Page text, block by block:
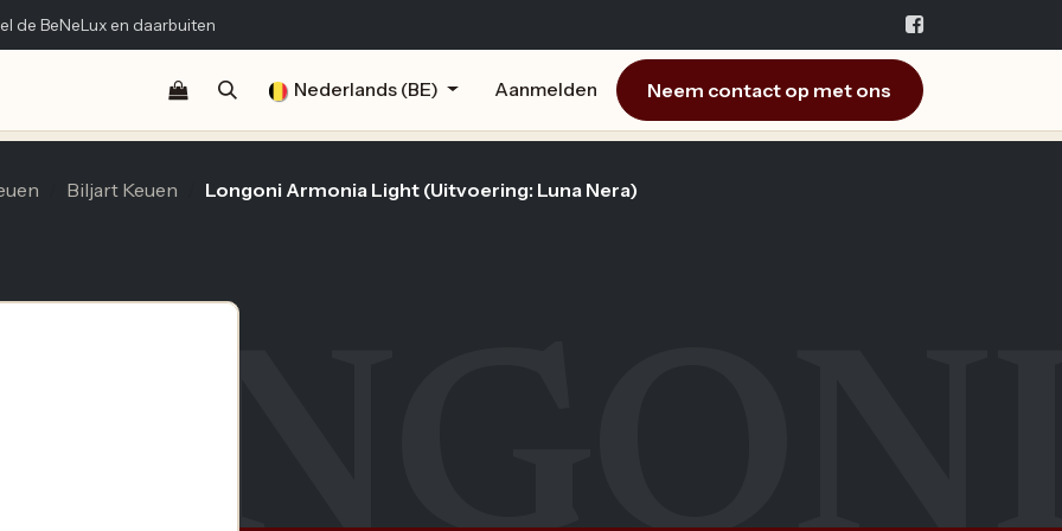
de BeNeLux en daarbuiten
Documentatie Publicaties Contact
Nederlands (BE) Aanmelden Neem contact op met ons
Biljart Keuen Longoni Armonia Light (Uitvoering: Luna Nera)